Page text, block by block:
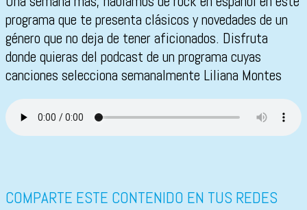
programa que te presenta clásicos y novedades de un
género que no deja de tener aficionados. Disfruta
donde quieras del podcast de un programa cuyas
canciones selecciona semanalmente Liliana Montes
COMPARTE ESTE CONTENIDO EN TUS REDES